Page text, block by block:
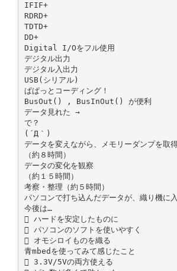
IFIF+
RDRD+
TDTD+
DD+
Digital I/Oをフル使用
デジタル出力
デジタル入出力
USB(シリアル)
ぱぱっとコーディング！
BusOut() , BusInOut() が便利
データ見れた →
で？
(´Д｀)
データを変えながら、メモリーダンプを取
（約８時間）
データの変化を観察
（約１５時間）
考察・整理（約５時間）
パソコンで打ち込んだデータが、織り機に
今後は…
 ハードを安定したものに
 パソコンのソフトを使いやすく
 オモシロイものを織る
青mbedを使ってみて感じたこと
 3.3V/5Vの両方使える